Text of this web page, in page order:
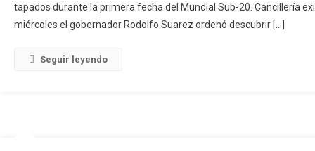
tapados durante la primera fecha del Mundial Sub-20. Cancillería
miércoles el gobernador Rodolfo Suarez ordenó descubrir […]
Seguir leyendo